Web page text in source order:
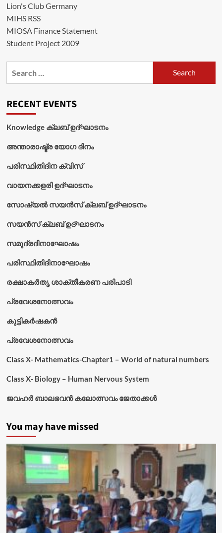
Lion's Club Germany
MIHS RSS
MIOSA Finance Statement
Student Project 2009
RECENT EVENTS
Knowledge ക്ലബ് ഉദ്‌ഘാടനം
അന്താരാഷ്ട്ര യോഗ ദിനം
പരിസ്ഥിതിദിന ക്വിസ്
വായനക്കളരി ഉദ്‌ഘാടനം
സോഷ്യൽ സയൻസ് ക്ലബ് ഉദ്‌ഘാടനം
സയൻസ് ക്ലബ് ഉദ്‌ഘാടനം
സമുദ്രദിനാഘോഷം
പരിസ്ഥിതിദിനാഘോഷം
രക്ഷാകർതൃ ശാക്തീകരണ പരിപാടി
പ്രവേശനോത്സവം
കുട്ടികര്‍ഷകന്‍
പ്രവേശനോത്സവം
Class X- Mathematics-Chapter1 – World of natural numbers
Class X- Biology – Human Nervous System
ജവഹർ ബാലഭവൻ കലോത്സവം ജേതാക്കൾ
You may have missed